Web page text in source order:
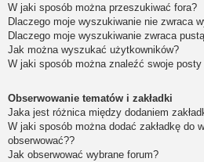
W jaki sposób można przeszukiwać fora?
Dlaczego moje wyszukiwanie nie zwraca
Dlaczego moje wyszukiwanie zwraca
Jak można wyszukać użytkowników?
W jaki sposób można znaleźć swoje
Obserwowanie tematów i zakładki
Jaka jest różnica między dodaniem
W jaki sposób można dodać zakładkę do
obserwować??
Jak obserwować wybrane forum?